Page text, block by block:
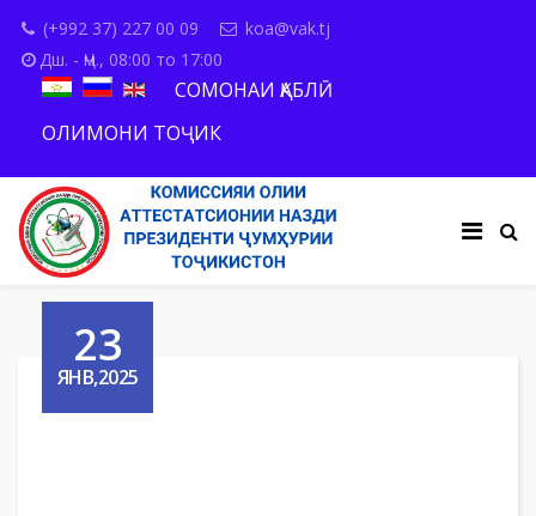
(+992 37) 227 00 09
koa@vak.tj
Дш. - Ҷм., 08:00 то 17:00
СОМОНАИ ҚАБЛӢ
ОЛИМОНИ ТОҶИК
23
ЯНВ,2025